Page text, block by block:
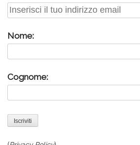
Nome:
Cognome: